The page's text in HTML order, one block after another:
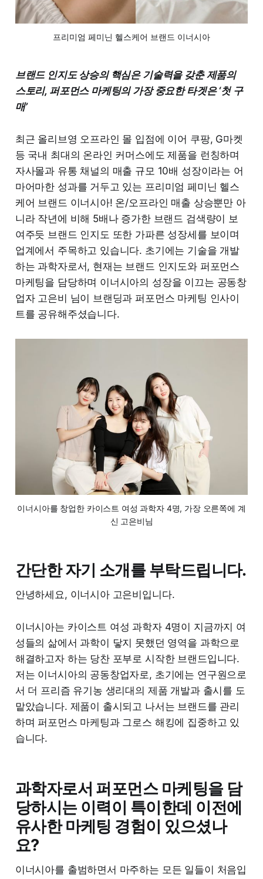
프리미엄 페미닌 헬스케어 브랜드 이너시아
브랜드 인지도 상승의 핵심은 기술력을 갖춘 제품의
스토리, 퍼포먼스 마케팅의 가장 중요한 타겟은 ‘첫 구
매’
최근 올리브영 오프라인 몰 입점에 이어 쿠팡, G마켓
등 국내 최대의 온라인 커머스에도 제품을 런칭하며
자사몰과 유통 채널의 매출 규모 10배 성장이라는 어
마어마한 성과를 거두고 있는 프리미엄 페미닌 헬스
케어 브랜드 이너시아! 온/오프라인 매출 상승뿐만 아
니라 작년에 비해 5배나 증가한 브랜드 검색량이 보
여주듯 브랜드 인지도 또한 가파른 성장세를 보이며
업계에서 주목하고 있습니다. 초기에는 기술을 개발
하는 과학자로서, 현재는 브랜드 인지도와 퍼포먼스
마케팅을 담당하며 이너시아의 성장을 이끄는 공동창
업자 고은비 님이 브랜딩과 퍼포먼스 마케팅 인사이
트를 공유해주셨습니다.
이너시아를 창업한 카이스트 여성 과학자 4명, 가장 오른쪽에 계
신 고은비님
간단한 자기 소개를 부탁드립니다.
안녕하세요, 이너시아 고은비입니다.
이너시아는 카이스트 여성 과학자 4명이 지금까지 여
성들의 삶에서 과학이 닿지 못했던 영역을 과학으로
해결하고자 하는 당찬 포부로 시작한 브랜드입니다.
저는 이너시아의 공동창업자로, 초기에는 연구원으로
서 더 프리즘 유기농 생리대의 제품 개발과 출시를 도
맡았습니다. 제품이 출시되고 나서는 브랜드를 관리
하며 퍼포먼스 마케팅과 그로스 해킹에 집중하고 있
습니다.
과학자로서 퍼포먼스 마케팅을 담
당하시는 이력이 특이한데 이전에
유사한 마케팅 경험이 있으셨나
요?
이너시아를 출범하면서 마주하는 모든 일들이 처음입